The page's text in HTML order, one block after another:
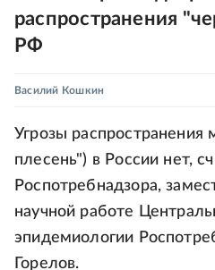
распространения
РФ
Василий Кошкин
Угрозы распространения
плесень") в России нет,
Роспотребнадзора,
научной работе
эпидемиологии
Горелов.